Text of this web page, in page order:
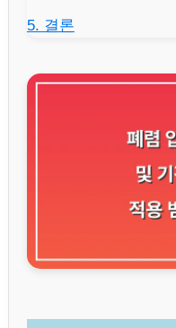
5. 결론